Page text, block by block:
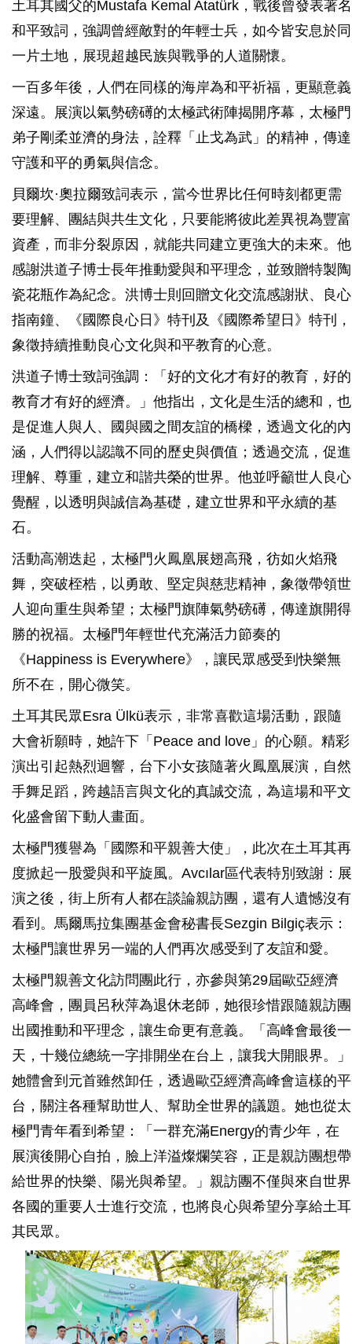
土耳其國父的Mustafa Kemal Atatürk，戰後曾發表著名
和平致詞，強調曾經敵對的年輕士兵，如今皆安息於同
一片土地，展現超越民族與戰爭的人道關懷。
一百多年後，人們在同樣的海岸為和平祈福，更顯意義
深遠。展演以氣勢磅礡的太極武術陣揭開序幕，太極門
弟子剛柔並濟的身法，詮釋「止戈為武」的精神，傳達
守護和平的勇氣與信念。
貝爾坎·奧拉爾致詞表示，當今世界比任何時刻都更需
要理解、團結與共生文化，只要能將彼此差異視為豐富
資產，而非分裂原因，就能共同建立更強大的未來。他
感謝洪道子博士長年推動愛與和平理念，並致贈特製陶
瓷花瓶作為紀念。洪博士則回贈文化交流感謝狀、良心
指南鐘、《國際良心日》特刊及《國際希望日》特刊，
象徵持續推動良心文化與和平教育的心意。
洪道子博士致詞強調：「好的文化才有好的教育，好的
教育才有好的經濟。」他指出，文化是生活的總和，也
是促進人與人、國與國之間友誼的橋樑，透過文化的內
涵，人們得以認識不同的歷史與價值；透過交流，促進
理解、尊重，建立和諧共榮的世界。他並呼籲世人良心
覺醒，以透明與誠信為基礎，建立世界和平永續的基
石。
活動高潮迭起，太極門火鳳凰展翅高飛，彷如火焰飛
舞，突破桎梏，以勇敢、堅定與慈悲精神，象徵帶領世
人迎向重生與希望；太極門旗陣氣勢磅礡，傳達旗開得
勝的祝福。太極門年輕世代充滿活力節奏的
《Happiness is Everywhere》，讓民眾感受到快樂無
所不在，開心微笑。
土耳其民眾Esra Ülkü表示，非常喜歡這場活動，跟隨
大會祈願時，她許下「Peace and love」的心願。精彩
演出引起熱烈迴響，台下小女孩隨著火鳳凰展演，自然
手舞足蹈，跨越語言與文化的真誠交流，為這場和平文
化盛會留下動人畫面。
太極門獲譽為「國際和平親善大使」，此次在土耳其再
度掀起一股愛與和平旋風。Avcılar區代表特別致謝：展
演之後，街上所有人都在談論親訪團，還有人遺憾沒有
看到。馬爾馬拉集團基金會秘書長Sezgin Bilgiç表示：
太極門讓世界另一端的人們再次感受到了友誼和愛。
太極門親善文化訪問團此行，亦參與第29屆歐亞經濟
高峰會，團員呂秋萍為退休老師，她很珍惜跟隨親訪團
出國推動和平理念，讓生命更有意義。「高峰會最後一
天，十幾位總統一字排開坐在台上，讓我大開眼界。」
她體會到元首雖然卸任，透過歐亞經濟高峰會這樣的平
台，關注各種幫助世人、幫助全世界的議題。她也從太
極門青年看到希望：「一群充滿Energy的青少年，在
展演後開心自拍，臉上洋溢燦爛笑容，正是親訪團想帶
給世界的快樂、陽光與希望。」親訪團不僅與來自世界
各國的重要人士進行交流，也將良心與希望分享給土耳
其民眾。